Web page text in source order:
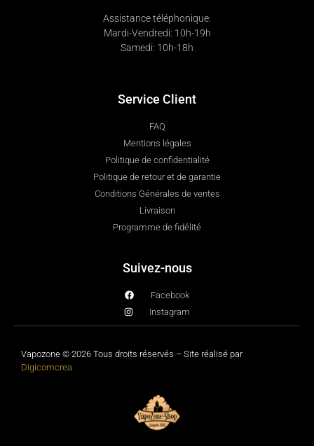
Assistance téléphonique:
Mardi-Vendredi: 10h-19h
Samedi: 10h-18h
Service Client
FAQ
Mentions légales
Politique de confidentialité
Politique de retour et de garantie
Conditions Générales de ventes
Livraison
Programme de fidélité
Suivez-nous
Facebook
Instagram
Vapozone © 2026 Tous droits réservés – Site réalisé par
Digicomcrea